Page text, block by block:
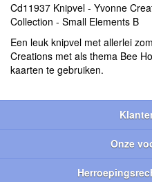
Cd11937 Knipvel - Yvonne
Collection - Small Elements B
Een leuk knipvel met allerlei
Creations met als thema Bee
kaarten te gebruiken.
Onze